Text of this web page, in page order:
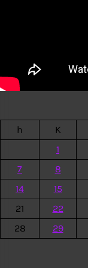
h
K
1
7
8
14
15
21
22
28
29